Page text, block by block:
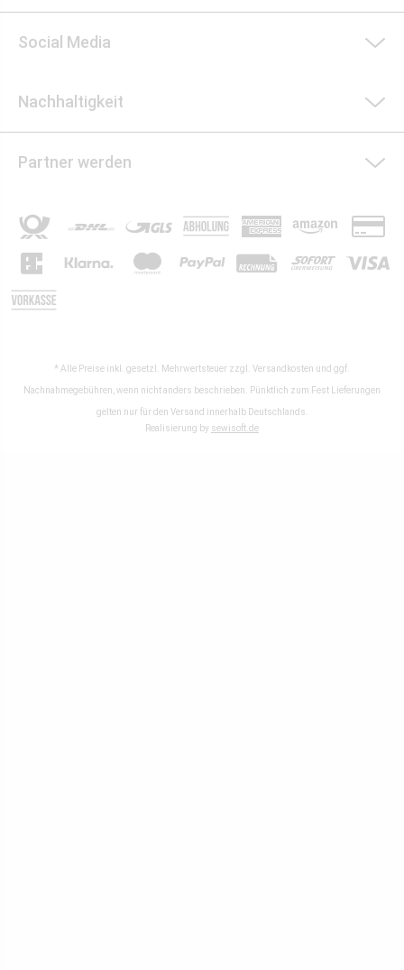
Social Media
Nachhaltigkeit
Partner werden
* Alle Preise inkl. gesetzl. Mehrwertsteuer zzgl. Versandkosten und ggf.
Nachnahmegebühren, wenn nicht anders beschrieben. Pünktlich zum Fest Lieferungen
gelten nur für den Versand innerhalb Deutschlands.
Realisierung by sewisoft.de